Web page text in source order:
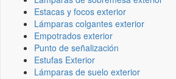
Estacas y focos exterior
Lámparas colgantes exterior
Empotrados exterior
Punto de señalización
Estufas Exterior
Lámparas de suelo exterior